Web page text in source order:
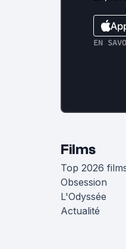
EN
Films
Top 2026
Obsession
L'Odyssée
Actualité